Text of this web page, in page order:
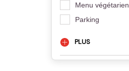
Menu végétarien
Parking
PLUS